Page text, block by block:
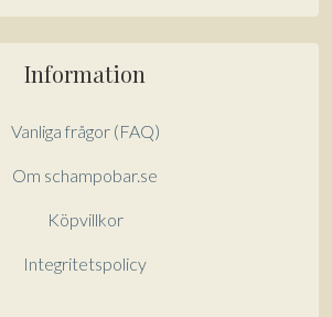
Information
Vanliga frågor (FAQ)
Om schampobar.se
Köpvillkor
Integritetspolicy